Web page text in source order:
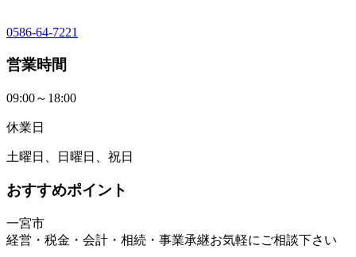
0586-64-7221
営業時間
09:00～18:00
休業日
土曜日、日曜日、祝日
おすすめポイント
一宮市
経営・税金・会計・相続・事業承継お気軽にご相談下さい